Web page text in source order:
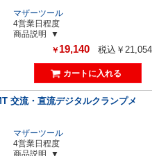
マザーツール
4営業日程度
商品説明
￥ 19,140 税込￥21,054
交流・直流デジタルクランプメ
マザーツール
4営業日程度
商品説明